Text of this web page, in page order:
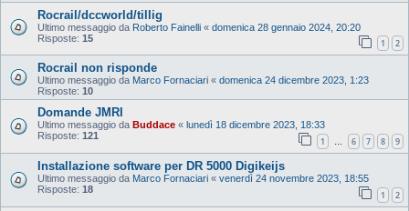
Rocrail/dccworld/tillig
Ultimo messaggio da Roberto Fainelli « domenica 28 gennaio 2024, 20:20
Risposte: 15 1 2
Rocrail non risponde
Ultimo messaggio da Marco Fornaciari « domenica 24 dicembre 2023, 1:23
Risposte: 10
Domande JMRI
Ultimo messaggio da Buddace « lunedì 18 dicembre 2023, 18:33
Risposte: 121 1 … 6 7 8 9
Installazione software per DR 5000 Digikeijs
Ultimo messaggio da Marco Fornaciari « venerdì 24 novembre 2023, 18:55
Risposte: 18 1 2